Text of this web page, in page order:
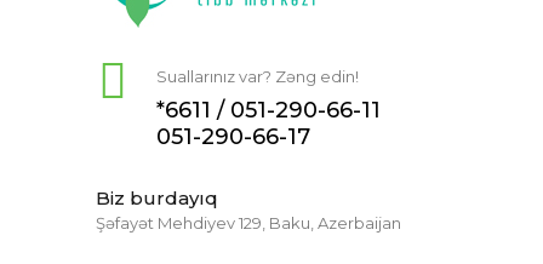
Suallarınız var? Zəng edin!
*6611 / 051-290-66-11
051-290-66-17
Biz burdayıq
Şəfayət Mehdiyev 129, Baku, Azerbaijan